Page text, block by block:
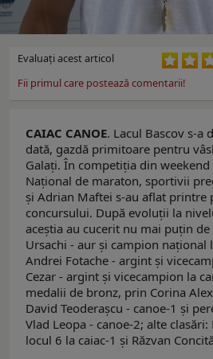
Evaluaţi acest articol
Fii primul care postează comentarii!
CAIAC CANOE. Lacul Bascov s-a
dată, gazdă primitoare pentru
Galați. În competiția din
Naţional de maraton, sportivii
și Adrian Maftei s-au aflat printre
concursului. După evoluții la
aceștia au cucerit nu mai puțin
Ursachi - aur și campion național
Andrei Fotache - argint și
Cezar - argint și vicecampion la
medalii de bronz, prin Corina
David Teoderașcu - canoe-1 şi
Vlad Leopa - canoe-2; alte
locul 6 la caiac-1 și Răzvan